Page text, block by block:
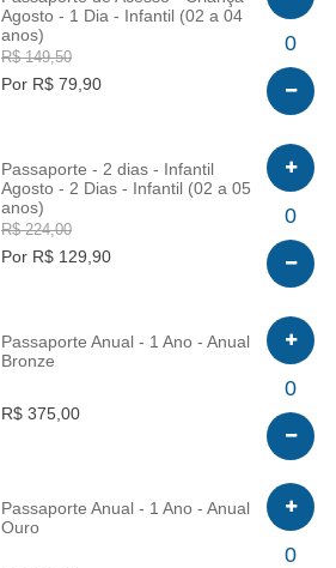
Agosto - 1 Dia - Infantil (02 a 04
anos)
R$ 149,50
Por R$ 79,90
0
Passaporte - 2 dias - Infantil
Agosto - 2 Dias - Infantil (02 a 05
anos)
R$ 224,00
Por R$ 129,90
0
Passaporte Anual - 1 Ano - Anual
Bronze
R$ 375,00
0
Passaporte Anual - 1 Ano - Anual
Ouro
0